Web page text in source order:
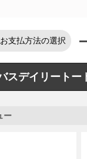
支払方法の選択
スデイリートー
ー